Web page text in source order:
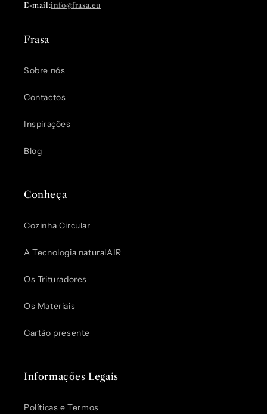
E-mail:info@frasa.eu
Frasa
Sobre nós
Contactos
Inspirações
Blog
Conheça
Cozinha Circular
A Tecnologia naturalAIR
Os Trituradores
Os Materiais
Cartão presente
Informações Legais
Políticas e Termos